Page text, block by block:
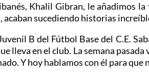
Khalil Gibran, le añadimos
acaban sucediendo historias
B del Fútbol Base del C.E.
lleva en el club. La semana
Y hoy hablamos con él para